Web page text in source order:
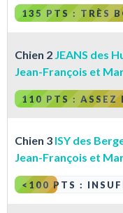
135 PTS : TRÈS
Chien 2 JEANS des
Jean-François et
110 PTS : ASSEZ
Chien 3 ISY des
Jean-François et
<100 PTS :